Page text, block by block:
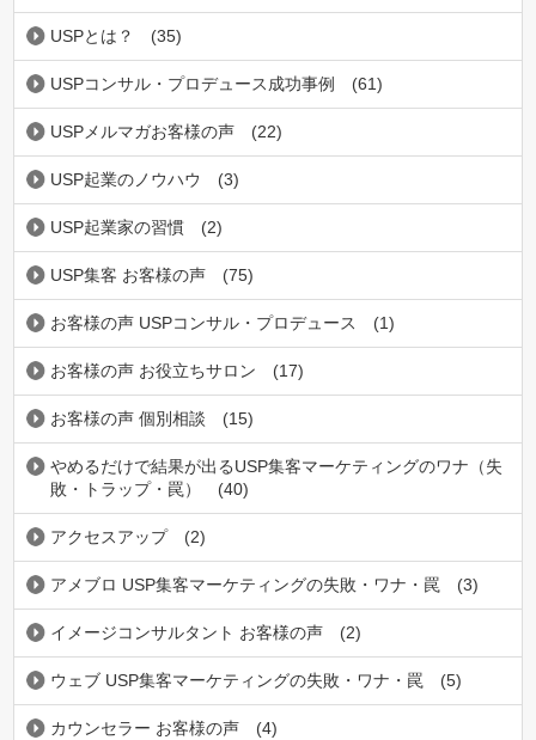
USPとは？ (35)
USPコンサル・プロデュース成功事例 (61)
USPメルマガお客様の声 (22)
USP起業のノウハウ (3)
USP起業家の習慣 (2)
USP集客 お客様の声 (75)
お客様の声 USPコンサル・プロデュース (1)
お客様の声 お役立ちサロン (17)
お客様の声 個別相談 (15)
やめるだけで結果が出るUSP集客マーケティングのワナ（失
敗・トラップ・罠）
(40)
アクセスアップ (2)
アメブロ USP集客マーケティングの失敗・ワナ・罠 (3)
イメージコンサルタント お客様の声 (2)
ウェブ USP集客マーケティングの失敗・ワナ・罠 (5)
カウンセラー お客様の声 (4)